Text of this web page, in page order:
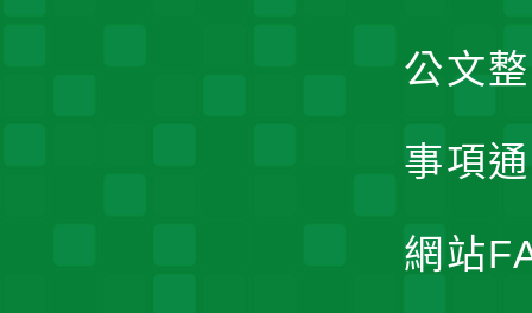
公文
事項
網站